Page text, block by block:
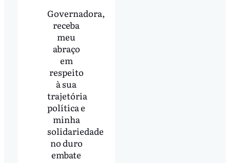
Governadora,
receba
meu
abraço
em
respeito
à sua
trajetória
política e
minha
solidariedade
no duro
embate